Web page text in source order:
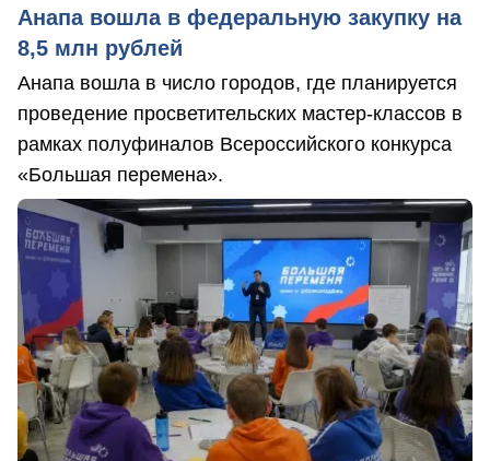
Анапа вошла в федеральную закупку на
8,5 млн рублей
Анапа вошла в число городов, где планируется
проведение просветительских мастер-классов в
рамках полуфиналов Всероссийского конкурса
«Большая перемена».